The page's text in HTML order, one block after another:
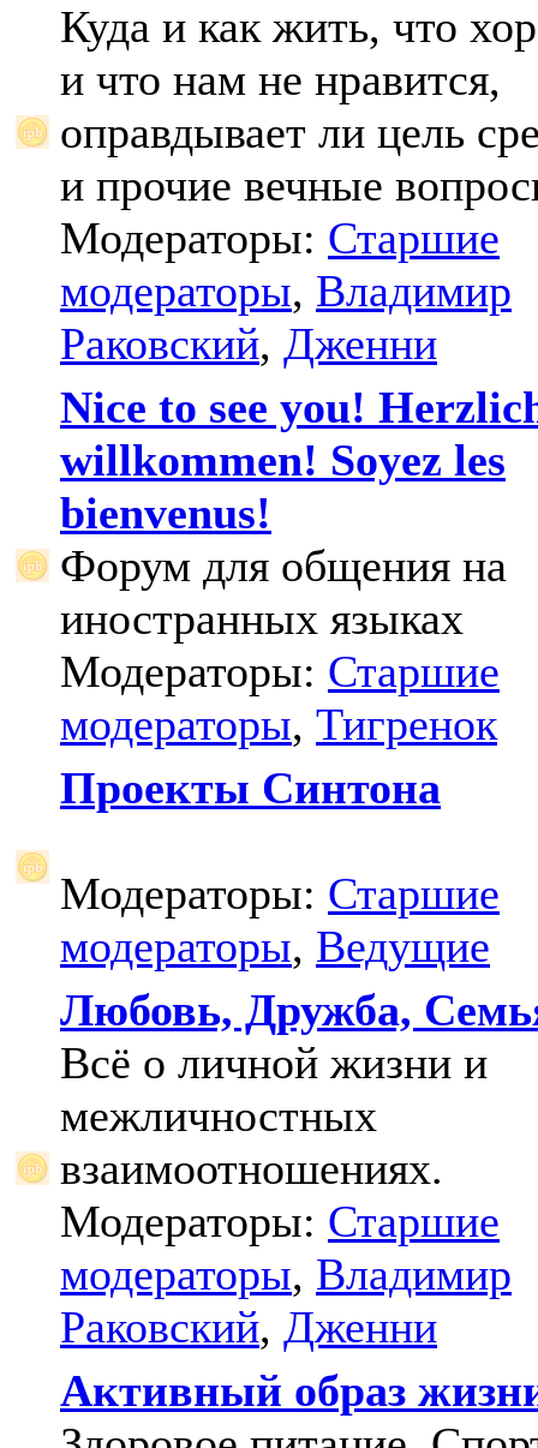
Куда и как жить, что
и что нам не нравится,
оправдывает ли цель
и прочие вечные
Модераторы: Старшие
модераторы, Владимир
Раковский, Дженни
Nice to see you!
willkommen! Soyez les
bienvenus!
Форум для общения на
иностранных языках
Модераторы: Старшие
модераторы, Тигренок
Проекты Синтона
Модераторы: Старшие
модераторы, Ведущие
Любовь, Дружба,
Всё о личной жизни и
межличностных
взаимоотношениях.
Модераторы: Старшие
модераторы, Владимир
Раковский, Дженни
Активный образ